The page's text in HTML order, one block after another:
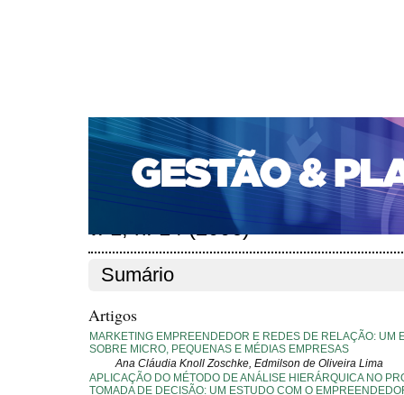
CAPA SOBRE ACESSO CADASTRO
PORTAL DE REVISTAS DA UNIFACS
SUBMISSÕES
PARA SUBMISSÃO DE ARTIGOS
TUTORIAL PARA
Capa > v. 1, n. 14 (2006)
v. 1, n. 14 (2006)
Sumário
Artigos
MARKETING EMPREENDEDOR E REDES DE RELAÇÃO: UM
SOBRE MICRO, PEQUENAS E MÉDIAS EMPRESAS
Ana Cláudia Knoll Zoschke, Edmilson de Oliveira Lima
APLICAÇÃO DO MÉTODO DE ANÁLISE HIERÁRQUICA NO
TOMADA DE DECISÃO: UM ESTUDO COM O